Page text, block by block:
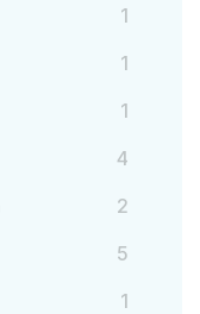
1
1
1
4
2
5
1